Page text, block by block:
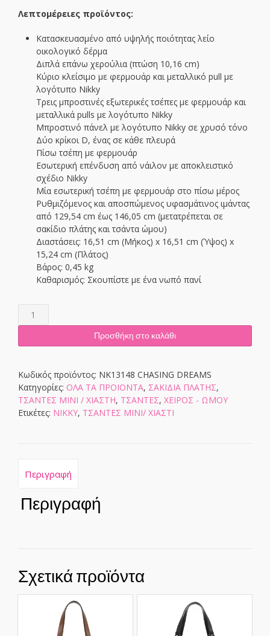
Λεπτομέρειες προϊόντος:
Κατασκευασμένο από υψηλής ποιότητας λείο
οικολογικό δέρμα
Διπλά επάνω χερούλια (πτώση 10,16 cm)
Κύριο κλείσιμο με φερμουάρ και μεταλλικό pull με
λογότυπο Nikky
Τρεις μπροστινές εξωτερικές τσέπες με φερμουάρ και
μεταλλικά pulls με λογότυπο Nikky
Μπροστινό πάνελ με λογότυπο Nikky σε χρυσό τόνο
Δύο κρίκοι D, ένας σε κάθε πλευρά
Πίσω τσέπη με φερμουάρ
Εσωτερική επένδυση από νάιλον με αποκλειστικό
σχέδιο Nikky
Μία εσωτερική τσέπη με φερμουάρ στο πίσω μέρος
Ρυθμιζόμενος και αποσπώμενος υφασμάτινος ιμάντας
από 129,54 cm έως 146,05 cm (μετατρέπεται σε
σακίδιο πλάτης και τσάντα ώμου)
Διαστάσεις: 16,51 cm (Μήκος) x 16,51 cm (Ύψος) x
15,24 cm (Πλάτος)
Βάρος: 0,45 kg
Καθαρισμός: Σκουπίστε με ένα νωπό πανί
NK13148
CHASING
ποσότητα
Προσθήκη στο καλάθι
Κωδικός προϊόντος: NK13148 CHASING DREAMS
Κατηγορίες: ΟΛΑ ΤΑ ΠΡΟΙΟΝΤΑ, ΣΑΚΙΔΙΑ ΠΛΑΤΗΣ,
ΤΣΑΝΤΕΣ ΜΙΝΙ / ΧΙΑΣΤΗ, ΤΣΑΝΤΕΣ, ΧΕΙΡΟΣ - ΩΜΟΥ
Ετικέτες: NIKKY, ΤΣΑΝΤΕΣ ΜΙΝΙ/ ΧΙΑΣΤΙ
Περιγραφή
Περιγραφή
Σχετικά προϊόντα